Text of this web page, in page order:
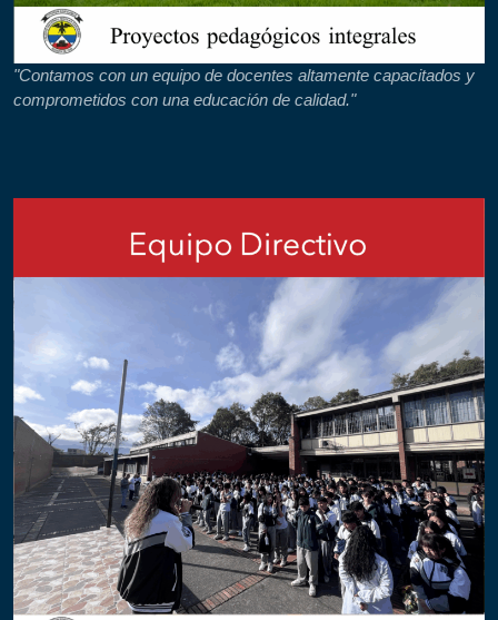
"Contamos con un equipo de docentes altamente capacitados y
comprometidos con una educación de calidad."